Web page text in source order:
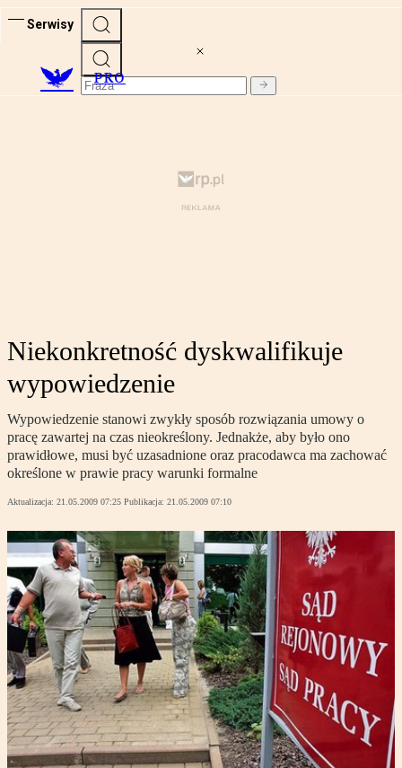
Serwisy
PRO
Niekonkretność dyskwalifikuje
wypowiedzenie
Wypowiedzenie stanowi zwykły sposób rozwiązania umowy o
pracę zawartej na czas nieokreślony. Jednakże, aby było ono
prawidłowe, musi być uzasadnione oraz pracodawca ma zachować
określone w prawie pracy warunki formalne
Aktualizacja: 21.05.2009 07:25 Publikacja: 21.05.2009 07:10